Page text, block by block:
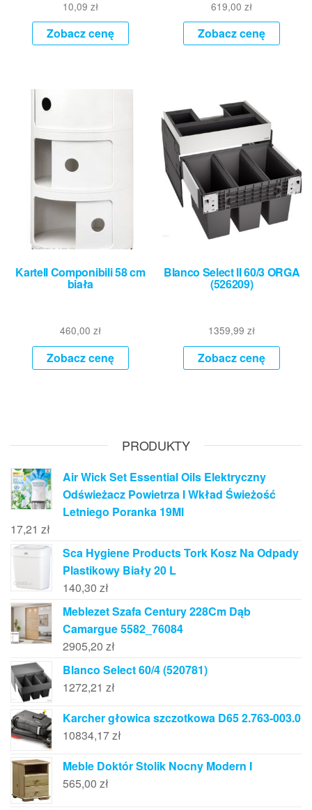
10,09 zł
Zobacz cenę
619,00zł
Zobacz cenę
Kartell Componibili 58 cm
biała
460,00 zł
Zobacz cenę
Blanco Select II 60/3 ORGA
(526209)
1359,99zł
Zobacz cenę
PRODUKTY
Air Wick Set Essential Oils Elektryczny
Odświeżacz Powietrza I Wkład Świeżość
Letniego Poranka 19Ml
17,21 zł
Sca Hygiene Products Tork Kosz Na Odpady
Plastikowy Biały 20 L
140,30 zł
Meblezet Szafa Century 228Cm Dąb
Camargue 5582_76084
2905,20 zł
Blanco Select 60/4 (520781)
1272,21 zł
Karcher głowica szczotkowa D65 2.763-003.0
10834,17zł
Meble Doktór Stolik Nocny Modern I
565,00 zł